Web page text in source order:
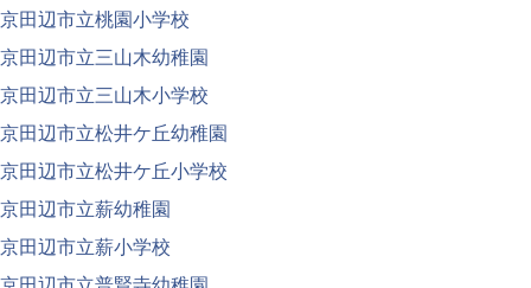
京田辺市立桃園小学校
京田辺市立三山木幼稚園
京田辺市立三山木小学校
京田辺市立松井ケ丘幼稚園
京田辺市立松井ケ丘小学校
京田辺市立薪幼稚園
京田辺市立薪小学校